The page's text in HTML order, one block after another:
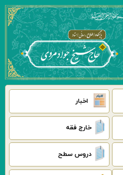
اخبار
خارج فقه
دروس سطح